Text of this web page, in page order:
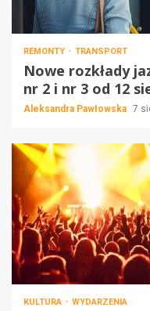
REMONTY TRANSPORT
Nowe rozkłady
nr 2 i nr 3 od 12
Aleksandra Pawłowska 7
KULTURA WYDARZENIA